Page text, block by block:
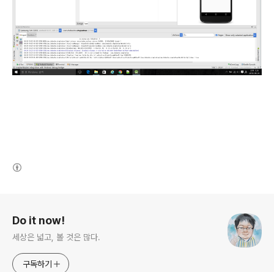
Do it now!
세상은 넓고, 볼 것은 많다.
구독하기